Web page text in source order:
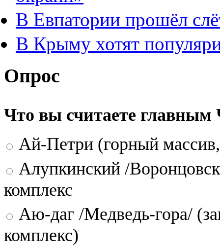
В Евпатории прошёл
В Крыму хотят
Опрос
Что вы считаете
Ай-Петри (горный
Алупкинский /
комплекс
Аю-даг /Медведь-гора/
комплекс)